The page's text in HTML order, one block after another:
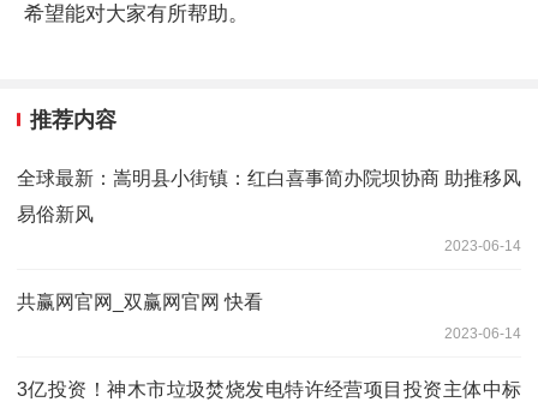
希望能对大家有所帮助。
推荐内容
全球最新：嵩明县小街镇：红白喜事简办院坝协商 助推移风
易俗新风
2023-06-14
共赢网官网_双赢网官网 快看
2023-06-14
3亿投资！神木市垃圾焚烧发电特许经营项目投资主体中标